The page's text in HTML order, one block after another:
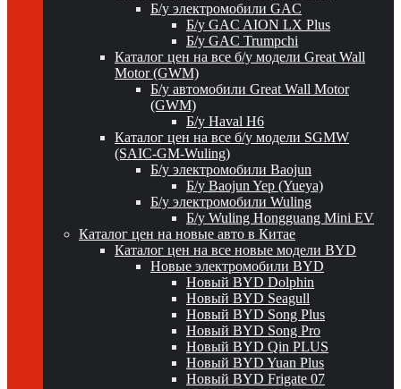
Б/у электромобили GAC
Б/у GAC AION LX Plus
Б/у GAC Trumpchi
Каталог цен на все б/у модели Great Wall
Motor (GWM)
Б/у автомобили Great Wall Motor
(GWM)
Б/у Haval H6
Каталог цен на все б/у модели SGMW
(SAIC-GM-Wuling)
Б/у электромобили Baojun
Б/у Baojun Yep (Yueya)
Б/у электромобили Wuling
Б/у Wuling Hongguang Mini EV
Каталог цен на новые авто в Китае
Каталог цен на все новые модели BYD
Новые электромобили BYD
Новый BYD Dolphin
Новый BYD Seagull
Новый BYD Song Plus
Новый BYD Song Pro
Новый BYD Qin PLUS
Новый BYD Yuan Plus
Новый BYD Frigate 07